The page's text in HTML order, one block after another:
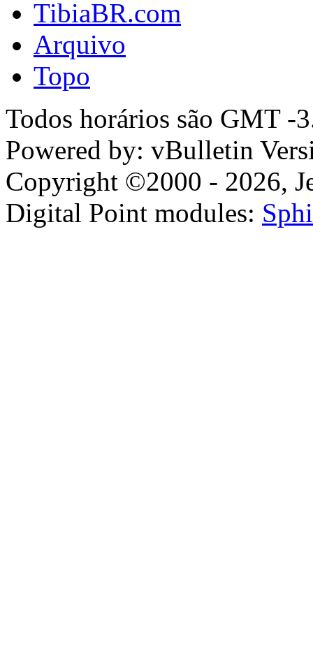
TibiaBR.com
Arquivo
Topo
Todos horários são GMT -
Powered by: vBulletin
Copyright ©2000 - 2026,
Digital Point modules: